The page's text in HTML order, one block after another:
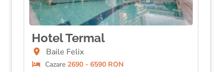
Hotel Termal
Baile Felix
Cazare 2690 - 6590 RON